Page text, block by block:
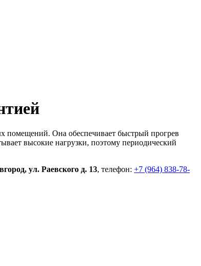
помещений. Она обеспечивает быстрый прогрев
высокие нагрузки, поэтому периодический
ул. Раевского д. 13, телефон: +7 (964) 838-78-